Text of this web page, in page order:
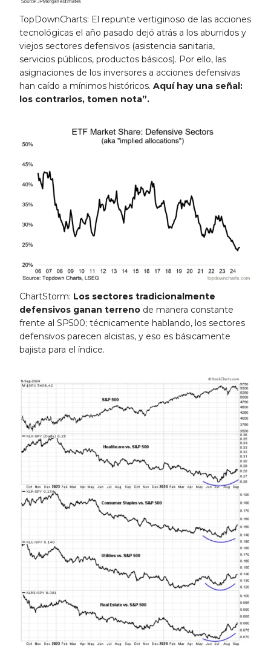
TopDownCharts: El repunte vertiginoso de las acciones
tecnológicas el año pasado dejó atrás a los aburridos y
viejos sectores defensivos (asistencia sanitaria,
servicios públicos, productos básicos). Por ello, las
asignaciones de los inversores a acciones defensivas
han caído a mínimos históricos. Aquí hay una señal:
los contrarios, tomen nota”.
ChartStorm: Los sectores tradicionalmente
defensivos ganan terreno de manera constante
frente al SP500; técnicamente hablando, los sectores
defensivos parecen alcistas, y eso es básicamente
bajista para el índice.